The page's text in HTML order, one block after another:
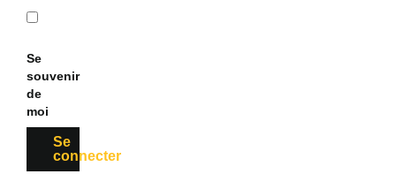
Se
souvenir
de
moi
Se
connecter